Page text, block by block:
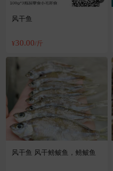
风干鱼
¥30.00/斤
风干鱼 风干鳑鲏鱼，鳑鲏鱼